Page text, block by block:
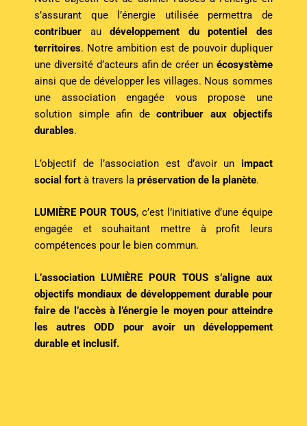
s’assurant que l’énergie utilisée permettra de
contribuer audéveloppement du potentiel des
territoires. Notre ambition est de pouvoir dupliquer
une diversité d’acteurs afin de créer un écosystème
ainsi que de développer les villages. Nous sommes
une association engagée vous propose une
solution simple afin de contribuer aux objectifs
durables.
L’objectif de l’association est d’avoir un impact
social fort à travers la préservation de la planète.
LUMIÈRE POUR TOUS, c’est l’initiative d’une équipe
engagée et souhaitant mettre à profit leurs
compétences pour le bien commun.
L’association LUMIÈRE POUR TOUS s’aligne aux
objectifs mondiaux de développement durable pour
faire de l’accès à l’énergie le moyen pour atteindre
les autres ODD pour avoir un développement
durable et inclusif.